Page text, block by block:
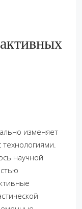
изменяет
научной